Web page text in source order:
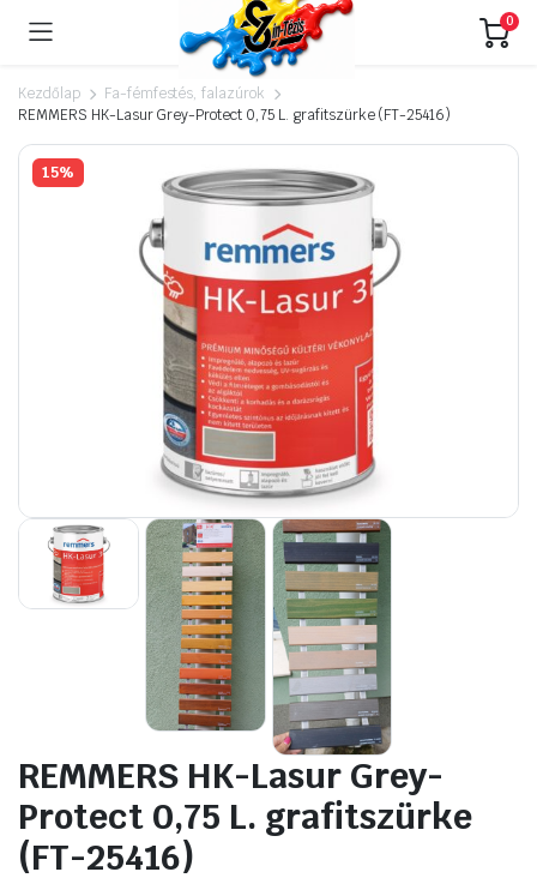
0
Kezdőlap
Fa-fémfestés, falazúrok
REMMERS HK-Lasur Grey-Protect 0,75 L. grafitszürke (FT-25416)
15%
REMMERS HK-Lasur Grey-
Protect 0,75 L. grafitszürke
(FT-25416)